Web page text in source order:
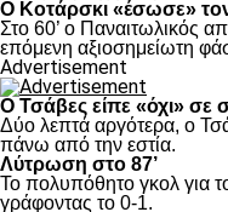
Ο Κοτάρσκι «έσωσε»
Στο 60’ ο Παναιτωλικός
επόμενη αξιοσημείωτη
Advertisement
Ο Τσάβες είπε «όχι» σε
Δύο λεπτά αργότερα, ο
πάνω από την εστία.
Λύτρωση στο 87’
Το πολυπόθητο γκολ για
γράφοντας το 0-1.